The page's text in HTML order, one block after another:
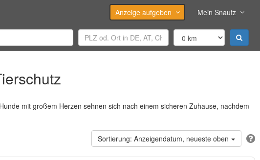
Anzeige aufgeben Mein Snautz
mit großem Herzen sehnen sich nach einem sicheren Zuhause, nachdem
Anzeigendatum, neueste oben